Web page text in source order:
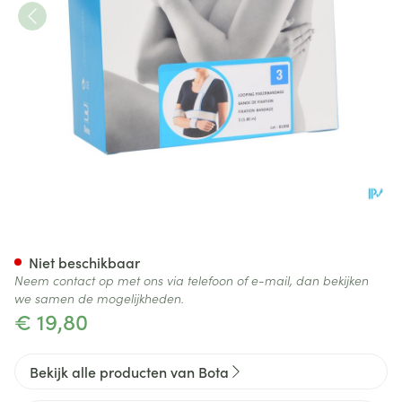
€ 19,80
Niet beschikbaar
Neem contact op met ons via telefoon of e-mail, dan bekijken
we samen de mogelijkheden.
Bekijk alle producten van Bota